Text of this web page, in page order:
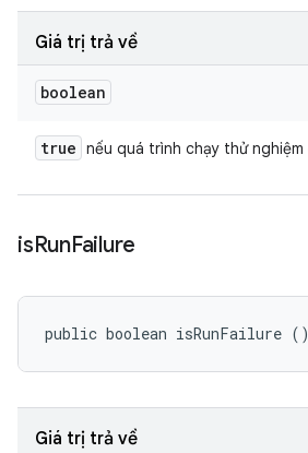
Giá trị trả về
boolean
true nếu quá trình chạy thử
isRunFailure
public boolean isRunFailure ()
Giá trị trả về